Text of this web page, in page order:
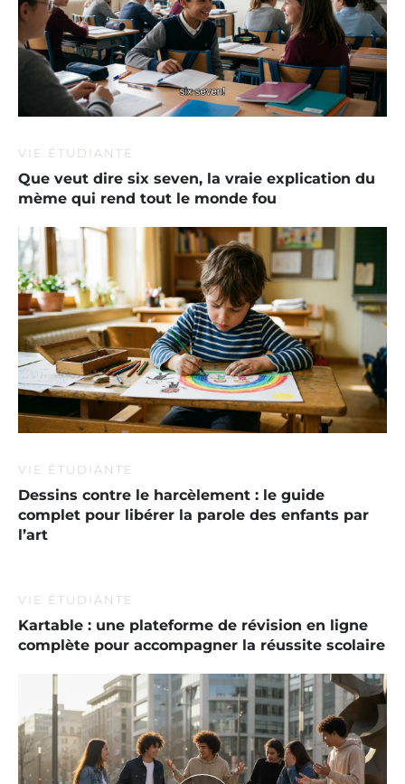
VIE ÉTUDIANTE
Que veut dire six seven, la vraie explication du
mème qui rend tout le monde fou
VIE ÉTUDIANTE
Dessins contre le harcèlement : le guide
complet pour libérer la parole des enfants par
l’art
VIE ÉTUDIANTE
Kartable : une plateforme de révision en ligne
complète pour accompagner la réussite scolaire